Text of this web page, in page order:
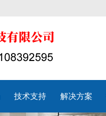
技术支持 解决方案